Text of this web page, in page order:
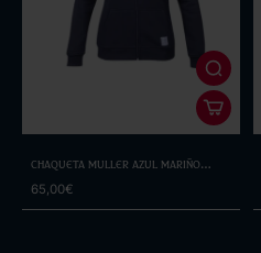
Chaqueta Muller Azul Mariño
Escudo
65,00€